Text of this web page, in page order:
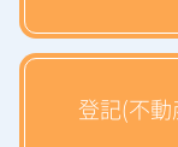
登記(不